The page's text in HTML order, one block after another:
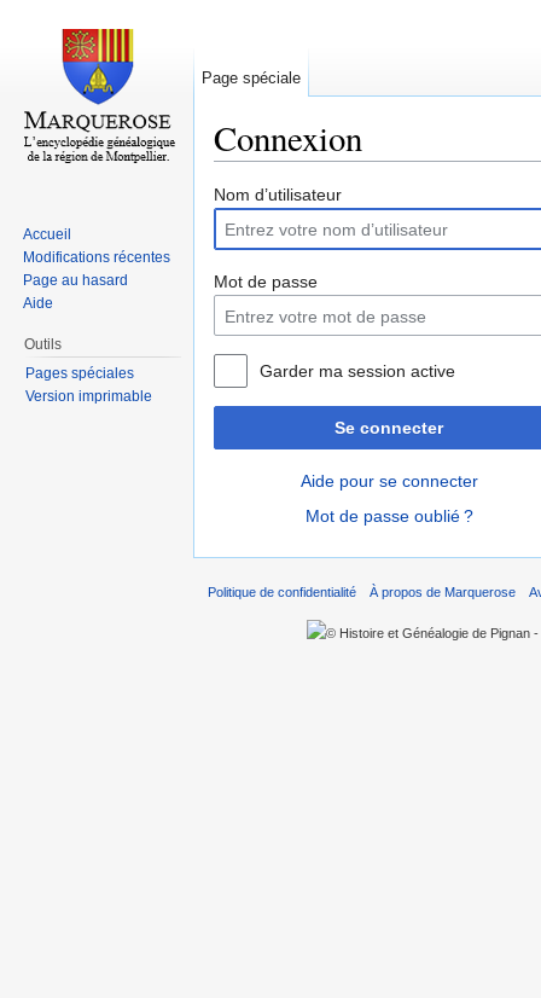
Connexion
Nom d’utilisateur
Mot de passe
Garder ma session active
Se connecter
Aide pour se connecter
Mot de passe oublié ?
Page spéciale
Accueil
Modifications récentes
Page au hasard
Aide
Outils
Pages spéciales
Version imprimable
Politique de confidentialité À propos de Marquerose